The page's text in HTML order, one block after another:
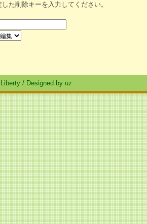
た削除キーを入力してください。
/ Designed by uz